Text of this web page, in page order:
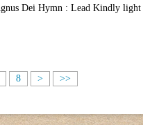
Dei Hymn : Lead Kindly light
8 > >>